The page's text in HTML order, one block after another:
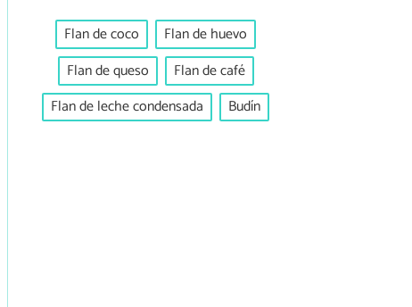
Flan de coco
Flan de huevo
Flan de queso
Flan de café
Flan de leche condensada
Budín